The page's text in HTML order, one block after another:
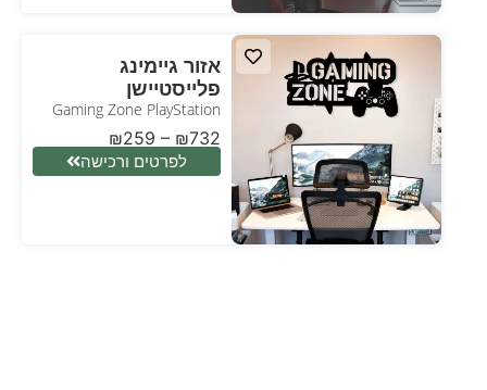
אזור גיימינג
פלייסטיישן
Gaming Zone PlayStation
₪259 – ₪732
לפרטים ורכישה